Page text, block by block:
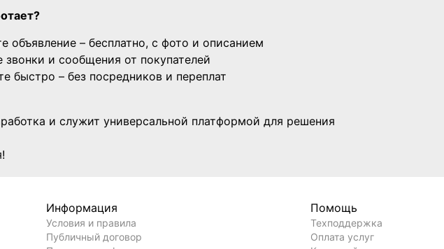
объявление – бесплатно, с фото и описанием
звонки и сообщения от покупателей
быстро – без посредников и переплат
и служит универсальной платформой для решения
Информация
Условия и правила
Публичный договор
Помощь
Техподдержка
Оплата услуг